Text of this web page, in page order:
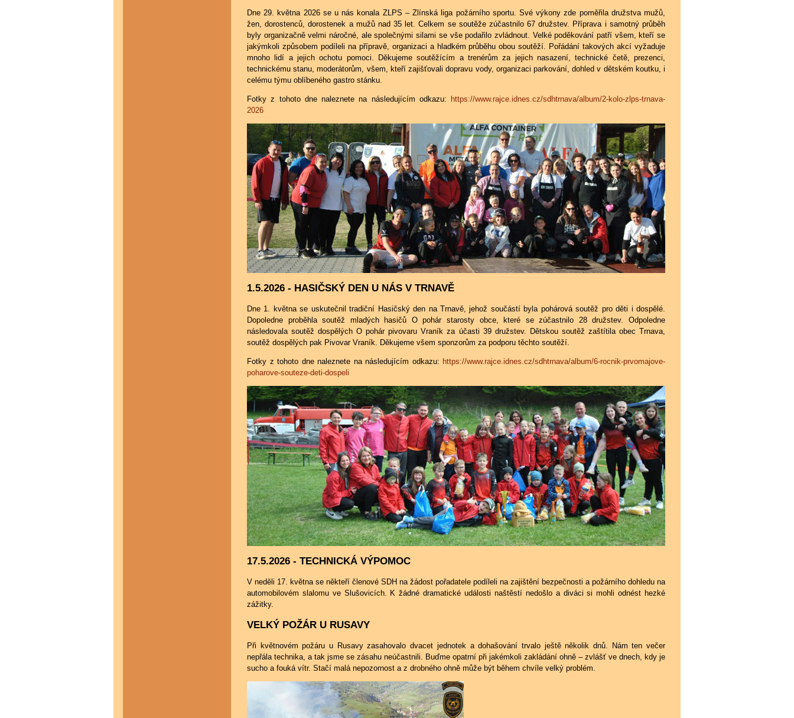
Dne 29. května 2026 se u nás konala ZLPS – Zlínská liga požárního sportu. Své výkony zde poměřila družstva mužů,
žen, dorostenců, dorostenek a mužů nad 35 let. Celkem se soutěže zúčastnilo 67 družstev. Příprava i samotný průběh
byly organizačně velmi náročné, ale společnými silami se vše podařilo zvládnout. Velké poděkování patří všem, kteří se
jakýmkoli způsobem podíleli na přípravě, organizaci a hladkém průběhu obou soutěží. Pořádání takových akcí vyžaduje
mnoho lidí a jejich ochotu pomoci. Děkujeme soutěžícím a trenérům za jejich nasazení, technické četě, prezenci,
technickému stanu, moderátorům, všem, kteří zajišťovali dopravu vody, organizaci parkování, dohled v dětském koutku, i
celému týmu oblíbeného gastro stánku.
Fotky z tohoto dne naleznete na následujícím odkazu:
https://www.rajce.idnes.cz/sdhtrnava/album/2-kolo-zlps-trnava-
2026
1.5.2026 - HASIČSKÝ DEN U NÁS V TRNAVĚ
Dne 1. května se uskutečnil tradiční Hasičský den na Trnavě, jehož součástí byla pohárová soutěž pro děti i dospělé.
Dopoledne proběhla soutěž mladých hasičů O pohár starosty obce, které se zúčastnilo 28 družstev. Odpoledne
následovala soutěž dospělých O pohár pivovaru Vraník za účasti 39 družstev. Dětskou soutěž zaštítila obec Trnava,
soutěž dospělých pak Pivovar Vraník. Děkujeme všem sponzorům za podporu těchto soutěží.
Fotky z tohoto dne naleznete na následujícím odkazu: https://www.rajce.idnes.cz/sdhtrnava/album/6-rocnik-prvomajove-
poharove-souteze-deti-dospeli
17.5.2026 - TECHNICKÁ VÝPOMOC
V neděli 17. května se někteří členové SDH na žádost pořadatele podíleli na zajištění bezpečnosti a požárního dohledu na
automobilovém slalomu ve Slušovicích. K žádné dramatické události naštěstí nedošlo a diváci si mohli odnést hezké
zážitky.
VELKÝ POŽÁR U RUSAVY
Při květnovém požáru u Rusavy zasahovalo dvacet jednotek a dohašování trvalo ještě několik dnů. Nám ten večer
nepřála technika, a tak jsme se zásahu neúčastnili. Buďme opatrní při jakémkoli zakládání ohně – zvlášť ve dnech, kdy je
sucho a fouká vítr. Stačí malá nepozornost a z drobného ohně může být během chvíle velký problém.